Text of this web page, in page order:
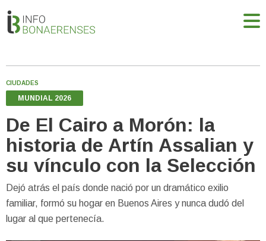
CIUDADES
MUNDIAL 2026
De El Cairo a Morón: la
historia de Artín Assalian y
su vínculo con la Selección
Dejó atrás el país donde nació por un dramático exilio
familiar, formó su hogar en Buenos Aires y nunca dudó del
lugar al que pertenecía.